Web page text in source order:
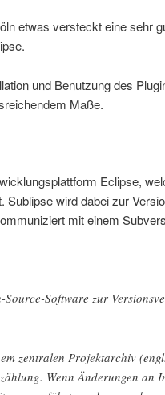
etwas versteckt eine sehr
und Benutzung des
Maße.
Eclipse,
Sublipse wird dabei zur
mit einem
Source-Software zur
zentralen Projektarchiv (engl.
Wenn Änderungen an